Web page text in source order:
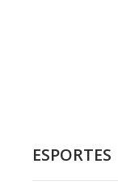
ESPORTES